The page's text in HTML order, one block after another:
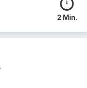
2 Min.